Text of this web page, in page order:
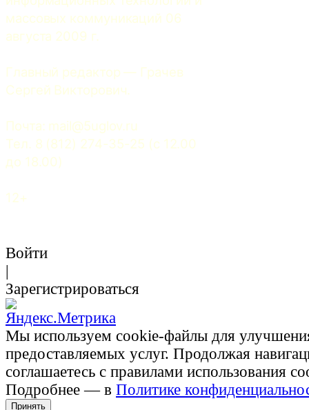
массовых коммуникаций 06
августа 2009 г.
Главный редактор — Грачев
Сергей Викторович.
Почта: mail@5uglov.ru
Тел. 8 (812) 274-35-25 (c 12.00
до 18.00)
12+
Войти
|
Зарегистрироваться
Мы используем cookie-файлы для
предоставляемых услуг. Продолжая
соглашаетесь с правилами использования
Подробнее — в Политике
Принять